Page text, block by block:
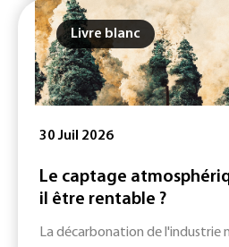
Livre blanc
30 Juil 2026
Le captage
il être rentable ?
La décarbonation de l'industrie